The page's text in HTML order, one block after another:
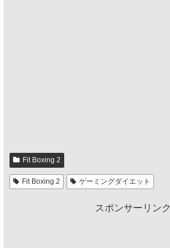
Fit Boxing 2
Fit Boxing 2 ゲーミングダイエット
スポンサーリンク